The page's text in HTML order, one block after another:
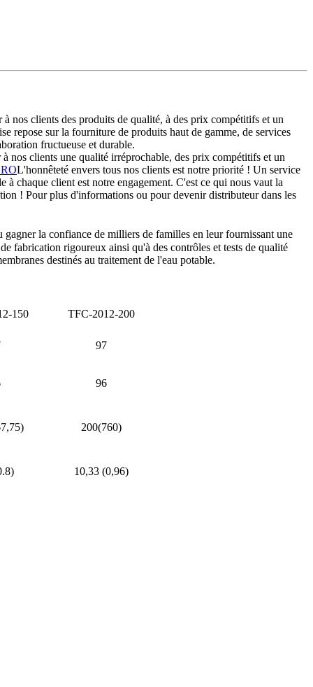
nos clients des produits de qualité, à des prix compétitifs et un
repose sur la fourniture de produits haut de gamme, de services
fructueuse et durable.
nos clients une qualité irréprochable, des prix compétitifs et un
L'honnêteté envers tous nos clients est notre priorité ! Un service
chaque client est notre engagement. C'est ce qui nous vaut la
! Pour plus d'informations ou pour devenir distributeur dans les
la confiance de milliers de familles en leur fournissant une
fabrication rigoureux ainsi qu'à des contrôles et tests de qualité
destinés au traitement de l'eau potable.
150 TFC-2012-200
97
96
200(760)
10,33 (0,96)